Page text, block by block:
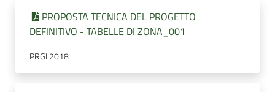
PROPOSTA TECNICA DEL PROGETTO
DEFINITIVO - TABELLE DI ZONA_001
PRGI 2018